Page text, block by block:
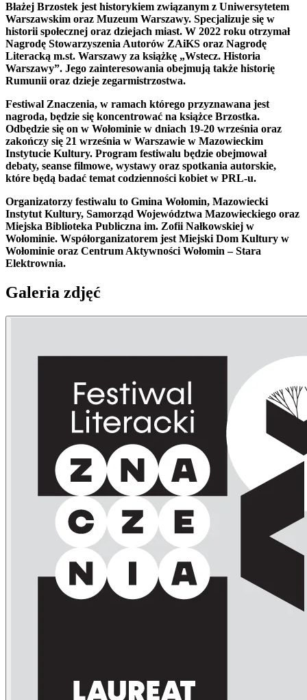
Błażej Brzostek jest historykiem związanym z Uniwersytetem
Warszawskim oraz Muzeum Warszawy. Specjalizuje się w
historii społecznej oraz dziejach miast. W 2022 roku otrzymał
Nagrodę Stowarzyszenia Autorów ZAiKS oraz Nagrodę
Literacką m.st. Warszawy za książkę „Wstecz. Historia
Warszawy”. Jego zainteresowania obejmują także historię
Rumunii oraz dzieje zegarmistrzostwa.
Festiwal Znaczenia, w ramach którego przyznawana jest
nagroda, będzie się koncentrować na książce Brzostka.
Odbędzie się on w Wołominie w dniach 19-20 września oraz
zakończy się 21 września w Warszawie w Mazowieckim
Instytucie Kultury. Program festiwalu będzie obejmował
debaty, seanse filmowe, wystawy oraz spotkania autorskie,
które będą badać temat codzienności kobiet w PRL-u.
Organizatorzy festiwalu to Gmina Wołomin, Mazowiecki
Instytut Kultury, Samorząd Województwa Mazowieckiego oraz
Miejska Biblioteka Publiczna im. Zofii Nałkowskiej w
Wołominie. Współorganizatorem jest Miejski Dom Kultury w
Wołominie oraz Centrum Aktywności Wołomin – Stara
Elektrownia.
Galeria zdjęć